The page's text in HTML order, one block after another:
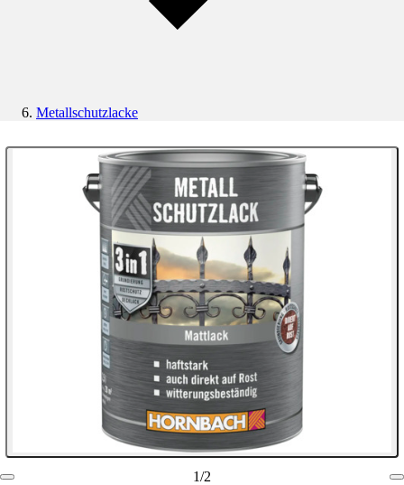
Metallschutzlacke
1/2